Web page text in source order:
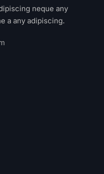
neque any
a any adipiscing.